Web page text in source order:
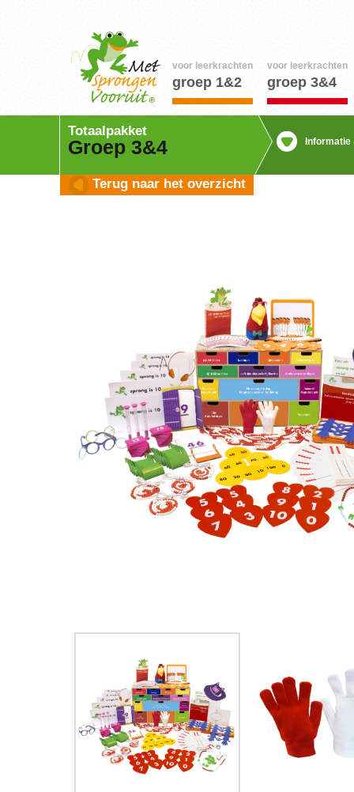
voor leerkrachten
groep 1&2
voor leerkrachten
groep 3&4
Totaalpakket
Groep 3&4
Terug naar het overzicht
Informatie